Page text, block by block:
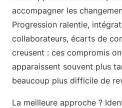
accompagner les
Progression ralentie,
collaborateurs, écarts de
creusent : ces compromis
apparaissent souvent plus
beaucoup plus difficile de
La meilleure approche ?